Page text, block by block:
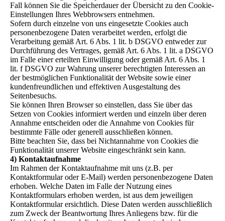
Fall können Sie die Speicherdauer der Übersicht zu den Cookie-
Einstellungen Ihres Webbrowsers entnehmen.
Sofern durch einzelne von uns eingesetzte Cookies auch
personenbezogene Daten verarbeitet werden, erfolgt die
Verarbeitung gemäß Art. 6 Abs. 1 lit. b DSGVO entweder zur
Durchführung des Vertrages, gemäß Art. 6 Abs. 1 lit. a DSGVO
im Falle einer erteilten Einwilligung oder gemäß Art. 6 Abs. 1
lit. f DSGVO zur Wahrung unserer berechtigten Interessen an
der bestmöglichen Funktionalität der Website sowie einer
kundenfreundlichen und effektiven Ausgestaltung des
Seitenbesuchs.
Sie können Ihren Browser so einstellen, dass Sie über das
Setzen von Cookies informiert werden und einzeln über deren
Annahme entscheiden oder die Annahme von Cookies für
bestimmte Fälle oder generell ausschließen können.
Bitte beachten Sie, dass bei Nichtannahme von Cookies die
Funktionalität unserer Website eingeschränkt sein kann.
4) Kontaktaufnahme
Im Rahmen der Kontaktaufnahme mit uns (z.B. per
Kontaktformular oder E-Mail) werden personenbezogene Daten
erhoben. Welche Daten im Falle der Nutzung eines
Kontaktformulars erhoben werden, ist aus dem jeweiligen
Kontaktformular ersichtlich. Diese Daten werden ausschließlich
zum Zweck der Beantwortung Ihres Anliegens bzw. für die